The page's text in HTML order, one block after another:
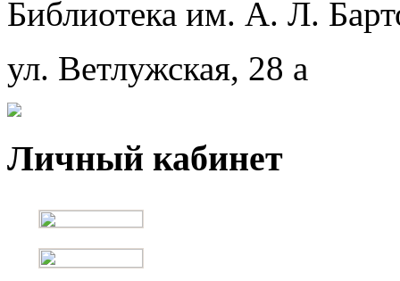
Библиотека им. А. Л.
ул. Ветлужская, 28 а
Личный кабинет